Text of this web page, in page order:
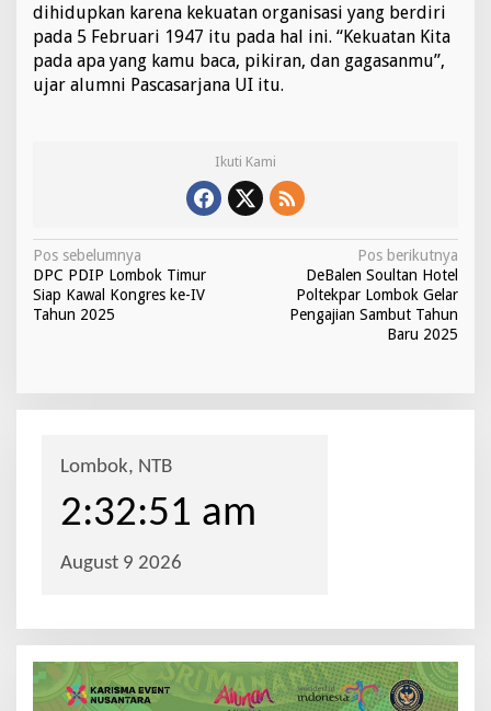
dihidupkan karena kekuatan organisasi yang berdiri
pada 5 Februari 1947 itu pada hal ini. “Kekuatan Kita
pada apa yang kamu baca, pikiran, dan gagasanmu”,
ujar alumni Pascasarjana UI itu.
Ikuti Kami
N
a
v
a
Pos sebelumnya
DPC PDIP Lombok Timur
Siap Kawal Kongres ke-IV
Tahun 2025
Pos berikutnya
DeBalen Soultan Hotel
Poltekpar Lombok Gelar
Pengajian Sambut Tahun
Baru 2025